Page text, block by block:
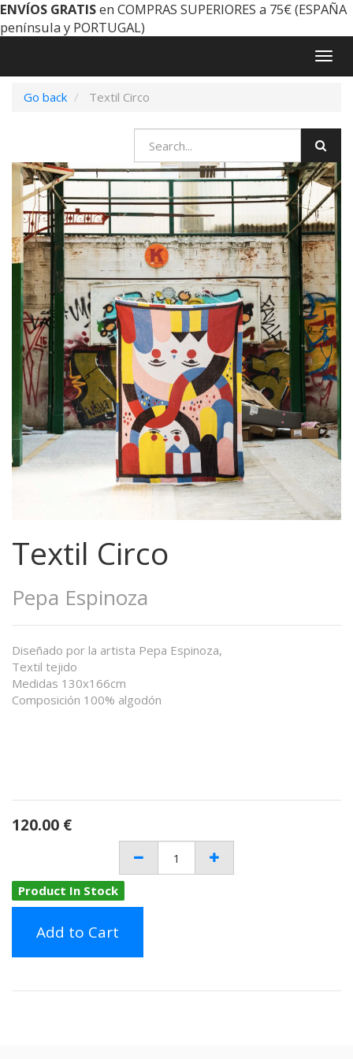
ENVÍOS GRATISen COMPRAS SUPERIORES a 75€ (ESPAÑA
península y PORTUGAL)
Go back
Textil Circo
Textil Circo
Pepa Espinoza
Diseñado por la artista Pepa Espinoza,
Textil tejido
Medidas 130x166cm
Composición 100% algodón
120.00 €
Product In Stock
Add to Cart